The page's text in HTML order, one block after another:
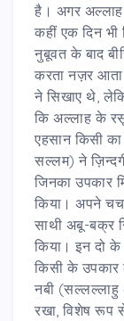
है। अगर
कहीं एक दिन भी
नुबूवत के बाद
करता नज़र आता
ने सिखाए थे,
कि अल्लाह के
एहसान किसी
सल्लम) ने
जिनका उपकार
किया। अपने
साथी अबू-बक्र
किया। इन दो
किसी के उपकार
नबी (सल्लल्लाहु
रखा, विशेष रूप